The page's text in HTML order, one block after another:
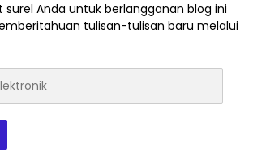
surel Anda untuk berlangganan blog ini
tulisan-tulisan baru melalui